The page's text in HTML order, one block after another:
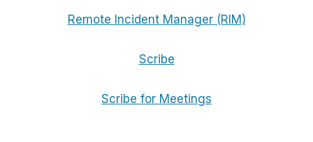
Remote Incident Manager (RIM)
Scribe
Scribe for Meetings